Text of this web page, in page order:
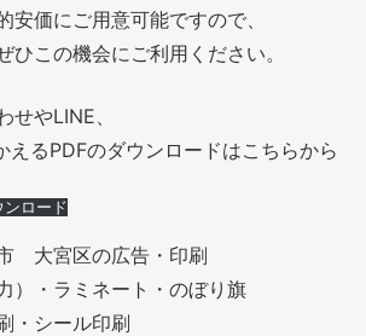
安価にご用意可能ですので、
ひこの機会にご利用ください。
せやLINE、
えるPDFのダウンロードはこちらから
ンロード
大宮区の広告・印刷
）・ラミネート・のぼり旗
・シール印刷